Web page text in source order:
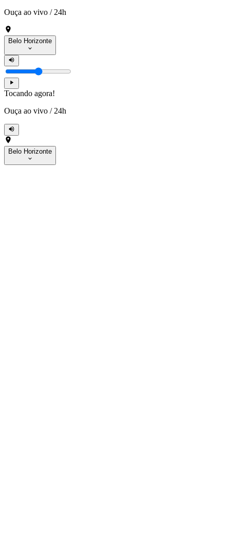
Ouça ao vivo / 24h
Belo Horizonte
Tocando agora!
Ouça ao vivo / 24h
Belo Horizonte